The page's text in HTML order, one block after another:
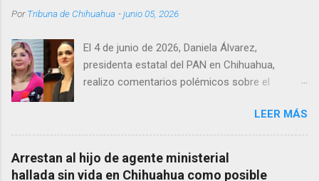
Estrada, quien se desempeñó como presidente
un médico reconocido en la región.
PorTribuna de Chihuahua -junio 05, 2026
El 4 de junio de 2026, Daniela Álvarez,
presidenta estatal del PAN en Chihuahua,
realizo comentarios polémicos sobre el
Chávez. “acuérdense que su bebé está por
nacer”, expresó al ser cuestionada sobre si la
retaría a tomarse una foto en un restaurante
de Texas como una prueba de que si cuenta
LEER MÁS
Arrestan al hijo de agente ministerial
hallada sin vida en Chihuahua como posible